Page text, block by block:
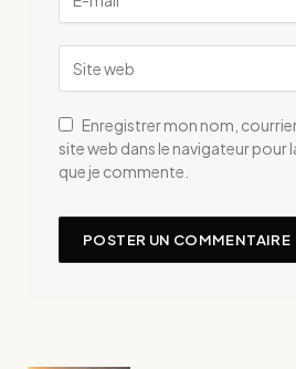
Enregistrer mon nom,
site web dans le navigateur pour
que je commente.